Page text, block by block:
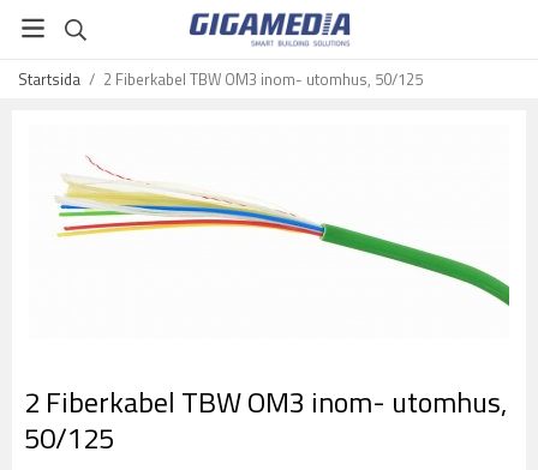
Startsida / 2 Fiberkabel TBW OM3 inom- utomhus, 50/125
2 Fiberkabel TBW OM3 inom- utomhus,
50/125